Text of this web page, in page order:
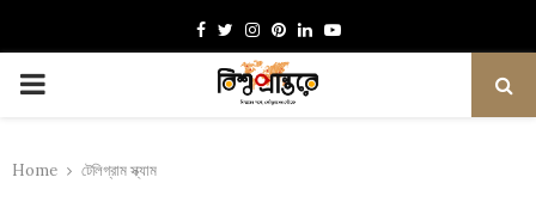
Facebook
TwitterInstagram
Pinterest
LinkedinYoutube
PRIMARY
Home টেলিগ্রাম স্ক্যাম